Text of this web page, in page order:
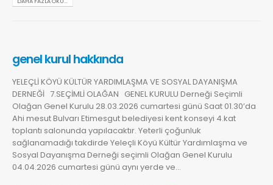
genel kurul hakkında
YELEÇLİ KÖYÜ KÜLTÜR YARDIMLAŞMA VE SOSYAL DAYANIŞMA
DERNEĞİ 7.SEÇİMLİ OLAĞAN GENEL KURULU Derneği Seçimli
Olağan Genel Kurulu 28.03.2026 cumartesi günü Saat 01.30’da
Ahi mesut Bulvarı Etimesgut belediyesi kent konseyi 4.kat
toplantı salonunda yapılacaktır. Yeterli çoğunluk
sağlanamadığı takdirde Yeleçli Köyü Kültür Yardımlaşma ve
Sosyal Dayanışma Derneği seçimli Olağan Genel Kurulu
04.04.2026 cumartesi günü aynı yerde ve...